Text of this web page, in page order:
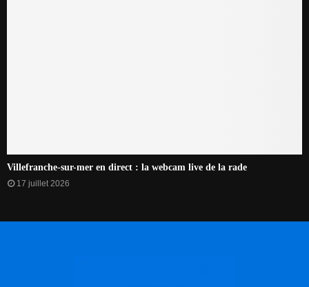
Villefranche-sur-mer en direct : la webcam live de la rade
17 juillet 2026